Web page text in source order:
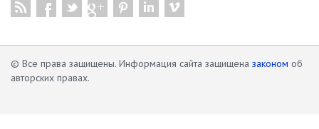
© Все права защищены. Информация сайта защищена законом об
авторских правах.